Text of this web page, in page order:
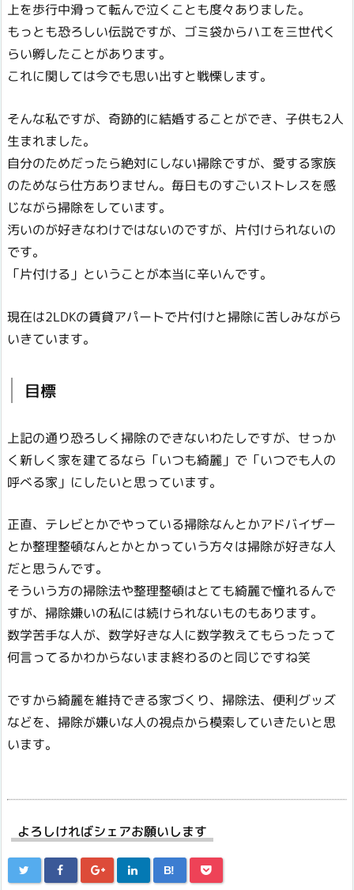
上を歩行中滑って転んで泣くことも度々ありました。
もっとも恐ろしい伝説ですが、ゴミ袋からハエを三世代く
らい孵したことがあります。
これに関しては今でも思い出すと戦慄します。
そんな私ですが、奇跡的に結婚することができ、子供も2人
生まれました。
自分のためだったら絶対にしない掃除ですが、愛する家族
のためなら仕方ありません。毎日ものすごいストレスを感
じながら掃除をしています。
汚いのが好きなわけではないのですが、片付けられないの
です。
「片付ける」ということが本当に辛いんです。
現在は2LDKの賃貸アパートで片付けと掃除に苦しみながら
いきています。
目標
上記の通り恐ろしく掃除のできないわたしですが、せっか
く新しく家を建てるなら「いつも綺麗」で「いつでも人の
呼べる家」にしたいと思っています。
正直、テレビとかでやっている掃除なんとかアドバイザー
とか整理整頓なんとかとかっていう方々は掃除が好きな人
だと思うんです。
そういう方の掃除法や整理整頓はとても綺麗で憧れるんで
すが、掃除嫌いの私には続けられないものもあります。
数学苦手な人が、数学好きな人に数学教えてもらったって
何言ってるかわからないまま終わるのと同じですね笑
ですから綺麗を維持できる家づくり、掃除法、便利グッズ
などを、掃除が嫌いな人の視点から模索していきたいと思
います。
よろしければシェアお願いします
B!